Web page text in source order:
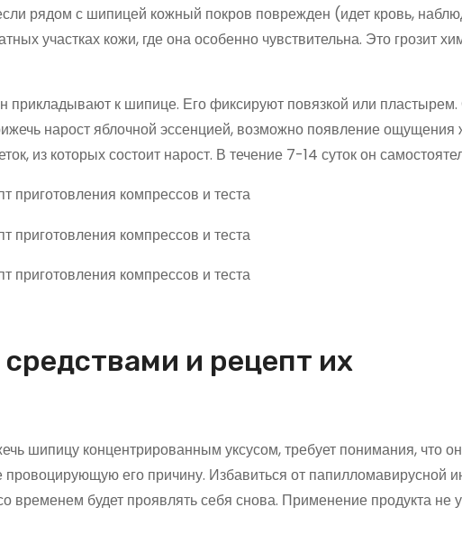
рядом с шипицей кожный покров поврежден (идет кровь,
участках кожи, где она особенно чувствительна. Это грозит
к шипице. Его фиксируют повязкой или
нарост яблочной эссенцией, возможно появление ощущения
из которых состоит нарост. В течение 7-14 суток он
и рецепт их
шипицу концентрированным уксусом, требует понимания, что
его причину. Избавиться от папилломавирусной
будет проявлять себя снова. Применение продукта не